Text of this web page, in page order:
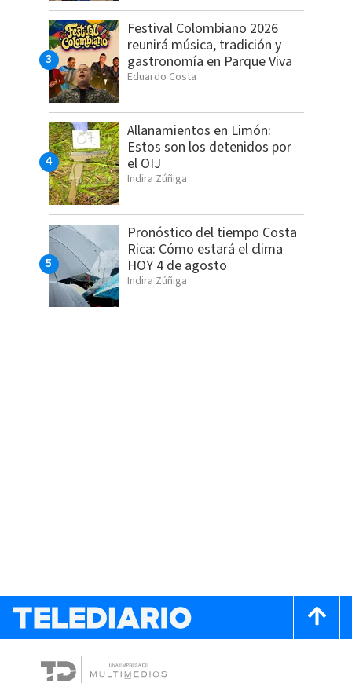
Festival Colombiano 2026
reunirá música, tradición y
gastronomía en Parque Viva
Eduardo Costa
Allanamientos en Limón:
Estos son los detenidos por
el OIJ
Indira Zúñiga
Pronóstico del tiempo Costa
Rica: Cómo estará el clima
HOY 4 de agosto
Indira Zúñiga